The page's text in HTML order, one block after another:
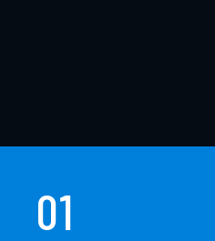
01